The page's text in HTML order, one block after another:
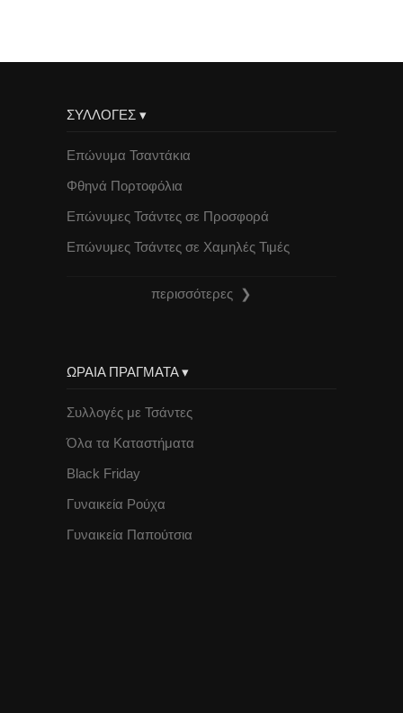
ΣΥΛΛΟΓΕΣ ▾
Επώνυμα Τσαντάκια
Φθηνά Πορτοφόλια
Επώνυμες Τσάντες σε Προσφορά
Επώνυμες Τσάντες σε Χαμηλές Τιμές
περισσότερες ❯
ΩΡΑΙΑ ΠΡΑΓΜΑΤΑ ▾
Συλλογές με Τσάντες
Όλα τα Καταστήματα
Black Friday
Γυναικεία Ρούχα
Γυναικεία Παπούτσια